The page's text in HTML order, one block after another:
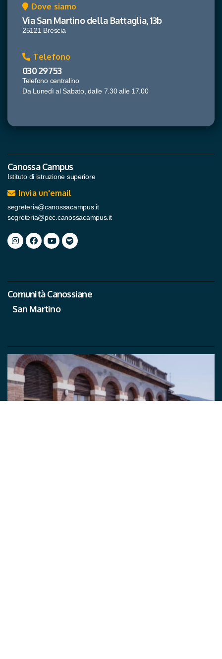
Dove siamo
Via San Martino della Battaglia, 13b
25121 Brescia
Telefono
030 29753
Telefono centralino
Da Lunedì al Sabato, dalle 7.30 alle 17.00
Canossa Campus
Istituto di istruzione superiore
Invia un'email
segreteria@canossacampus.it
segreteria@pec.canossacampus.it
Comunità Canossiane
San Martino